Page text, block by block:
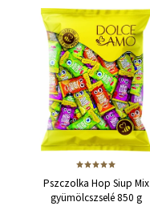
Legolcsóbb elöl
Legdrágább
ABC szerint
Pszczolka Hop Siup Mix
gyümölcszselé 850 g